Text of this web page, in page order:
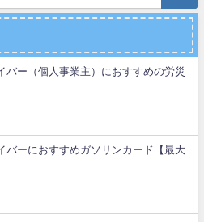
バー（個人事業主）におすすめの労災
バーにおすすめガソリンカード【最大